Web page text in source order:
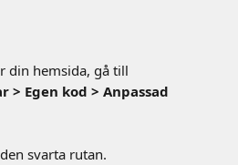
din hemsida, gå till
Egen kod > Anpassad
svarta rutan.